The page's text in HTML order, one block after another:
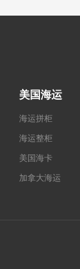
美国海运
海运拼柜
海运整柜
美国海卡
加拿大海运